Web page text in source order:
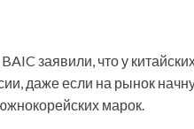
заявили, что у
даже если на рынок
марок.